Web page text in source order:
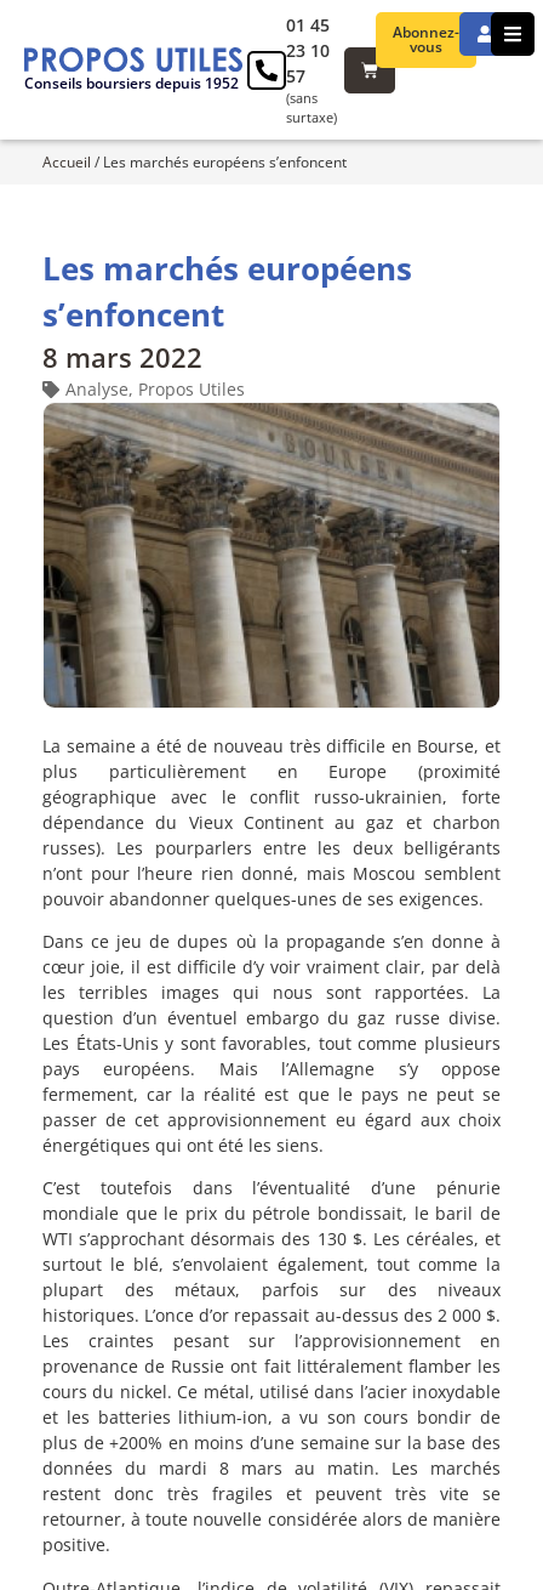
Conseils boursiers depuis 1952
Abonnez-
vous
01 45
23 10
57
(sans
surtaxe)
Accueil / Les marchés européens s’enfoncent
Les marchés européens
s’enfoncent
8 mars 2022
Analyse, Propos Utiles
La semaine a été de nouveau très difficile en Bourse, et
plus particulièrement en Europe (proximité
géographique avec le conflit russo-ukrainien, forte
dépendance du Vieux Continent au gaz et charbon
russes). Les pourparlers entre les deux belligérants
n’ont pour l’heure rien donné, mais Moscou semblent
pouvoir abandonner quelques-unes de ses exigences.
Dans ce jeu de dupes où la propagande s’en donne à
cœur joie, il est difficile d’y voir vraiment clair, par delà
les terribles images qui nous sont rapportées. La
question d’un éventuel embargo du gaz russe divise.
Les États-Unis y sont favorables, tout comme plusieurs
pays européens. Mais l’Allemagne s’y oppose
fermement, car la réalité est que le pays ne peut se
passer de cet approvisionnement eu égard aux choix
énergétiques qui ont été les siens.
C’est toutefois dans l’éventualité d’une pénurie
mondiale que le prix du pétrole bondissait, le baril de
WTI s’approchant désormais des 130 $. Les céréales, et
surtout le blé, s’envolaient également, tout comme la
plupart des métaux, parfois sur des niveaux
historiques. L’once d’or repassait au-dessus des 2 000 $.
Les craintes pesant sur l’approvisionnement en
provenance de Russie ont fait littéralement flamber les
cours du nickel. Ce métal, utilisé dans l’acier inoxydable
et les batteries lithium-ion, a vu son cours bondir de
plus de +200% en moins d’une semaine sur la base des
données du mardi 8 mars au matin. Les marchés
restent donc très fragiles et peuvent très vite se
retourner, à toute nouvelle considérée alors de manière
positive.